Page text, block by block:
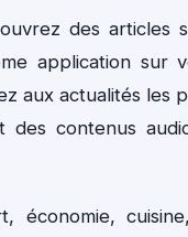
des articles
application sur
aux actualités les
des contenus
économie,